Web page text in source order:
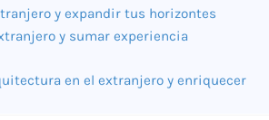
y expandir tus horizontes
y sumar experiencia
en el extranjero y enriquecer